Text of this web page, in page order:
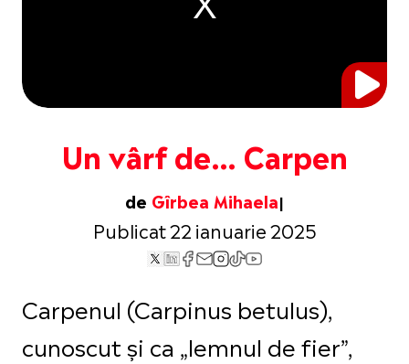
Un vârf de… Carpen
de Gîrbea Mihaela
Publicat 22 ianuarie 2025
Carpenul (Carpinus betulus),
cunoscut și ca „lemnul de fier”,